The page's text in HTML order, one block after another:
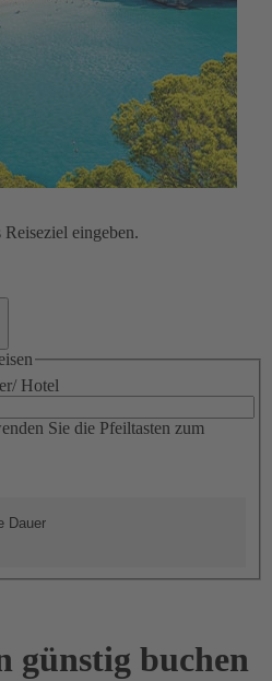
eingeben.
Hotel
Sie die Pfeiltasten zum
Dauer
günstig buchen